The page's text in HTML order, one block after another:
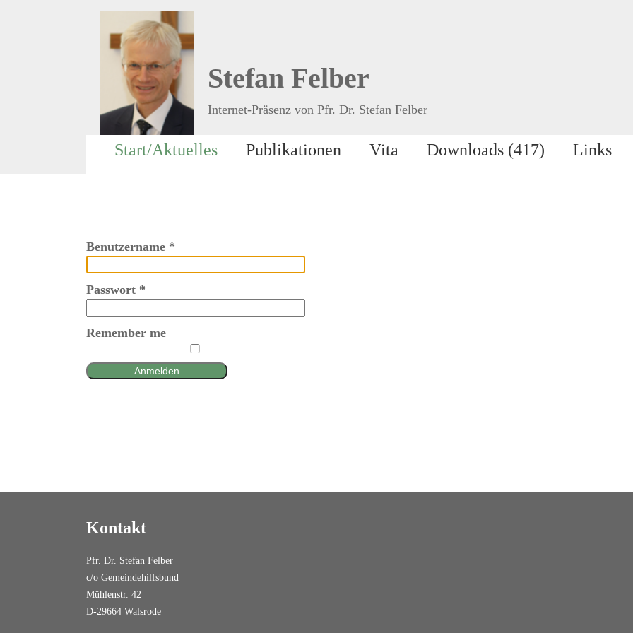
Stefan Felber
Internet-Präsenz von Pfr. Dr. Stefan Felber
Start/Aktuelles Publikationen Vita Downloads (417) Links
Benutzername *
Passwort *
Remember me
Anmelden
Kontakt
Pfr. Dr. Stefan Felber
c/o Gemeindehilfsbund
Mühlenstr. 42
D-29664 Walsrode